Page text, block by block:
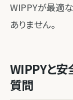
WIPPYが最適
ありません。
WIPPYと安
質問